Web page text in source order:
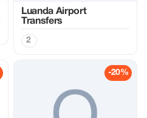
Luanda Airport
Transfers
2
-20%